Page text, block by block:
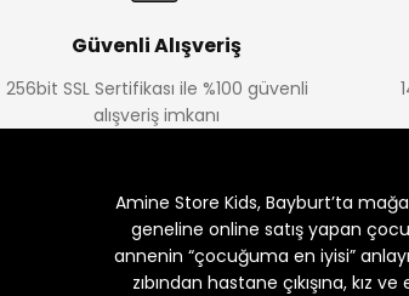
Güvenli Alışveriş
256bit SSL Sertifikası ile %100 güvenli
alışveriş imkanı
Amine Store Kids, Bayburt’ta
geneline online satış yapan
annenin “çocuğuma en iyisi”
zıbından hastane çıkışına, kız